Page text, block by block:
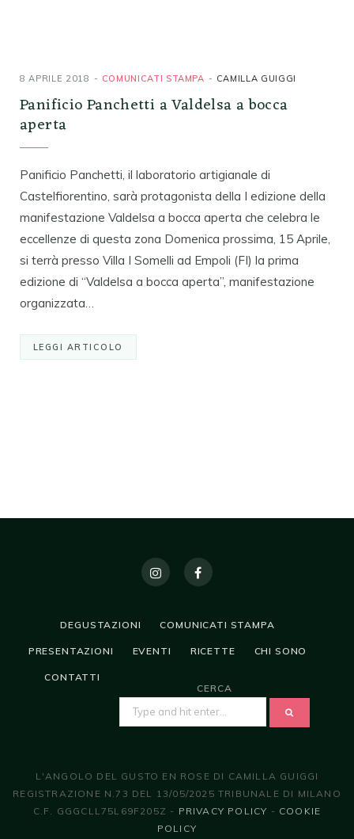
8 APRILE 2018 COMUNICATI STAMPA CAMILLA GUIGGI
Panificio Panchetti a Valdelsa a bocca
aperta
Panificio Panchetti, il laboratorio artigianale di
Castelfiorentino, sarà protagonista della I edizione della
manifestazione Valdelsa a bocca aperta che celebra le
eccellenze di questa zona Domenica prossima, 15 Aprile,
si terrà presso Villa I Somelli ad Empoli (FI) la prima
edizione di “Valdelsa a bocca aperta”, manifestazione
organizzata…
LEGGI ARTICOLO
DEGUSTAZIONI COMUNICATI STAMPA
PRESENTAZIONI EVENTI RICETTE CHI SONO
CONTATTI
CERCA
L'ANGOLO DEL GUSTO EN ROSE DI CAMILLA GUIGGI
REGISTRAZIONE N.73 DEL 13/05/2025 TRIBUNALE DI MILANO
C.F. GGGCLL75L69F205Z - PRIVACY POLICY - COOKIE
POLICY